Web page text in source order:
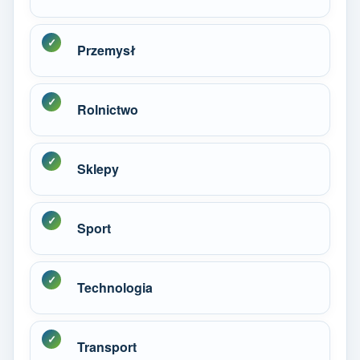
Przemysł
Rolnictwo
Sklepy
Sport
Technologia
Transport